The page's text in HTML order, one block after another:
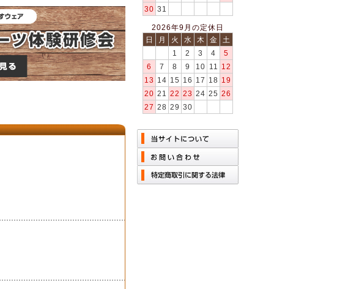
30 31
2026年9月の定休日
日
月 火 水 木 金
土
1
2 3 4
5
6
7 8 9 10 11
12
13
14 15 16 17 18 19
20 21 22 23 24 25 26
27 28 29 30